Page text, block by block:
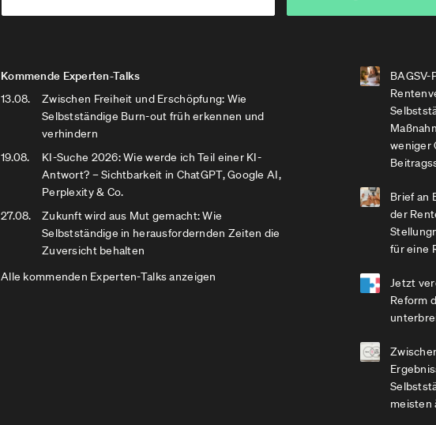
Kommende Experten-Talks
13.08.
Zwischen Freiheit und Erschöpfung: Wie
Selbstständige Burn-out früh erkennen und
verhindern
19.08.
KI-Suche 2026: Wie werde ich Teil einer KI-
Antwort? – Sichtbarkeit in ChatGPT, Google AI,
Perplexity & Co.
27.08.
Zukunft wird aus Mut gemacht: Wie
Selbstständige in herausfordernden Zeiten die
Zuversicht behalten
Alle kommenden Experten-Talks anzeigen
weniger
Brief an
der
für eine
Jetzt
Reform
meisten